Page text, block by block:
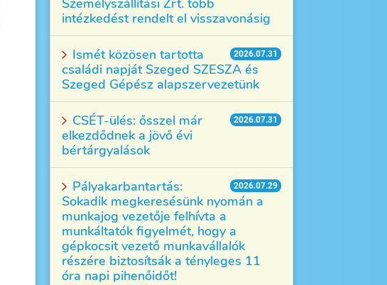
Személyszállítási Zrt. több
intézkedést rendelt el visszavonásig
2026.07.31
Ismét közösen tartotta
családi napját Szeged SZESZA és
Szeged Gépész alapszervezetünk
2026.07.31
CSÉT-ülés: ősszel már
elkezdődnek a jövő évi
bértárgyalások
2026.07.29
Pályakarbantartás:
Sokadik megkeresésünk nyomán a
munkajog vezetője felhívta a
munkáltatók figyelmét, hogy a
gépkocsit vezető munkavállalók
részére biztosítsák a tényleges 11
óra napi pihenőidőt!